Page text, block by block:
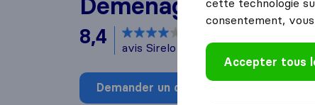
8,4
avis Sirelo et Google
Demander un devis
cette technologie
consentement,
Accepter tous